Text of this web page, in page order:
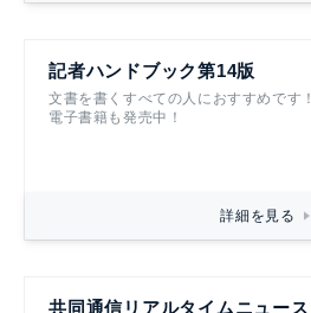
記者ハンドブック第14版
文書を書くすべての人におすすめです！
電子書籍も発売中！
詳細を見る
共同通信リアルタイムニュース